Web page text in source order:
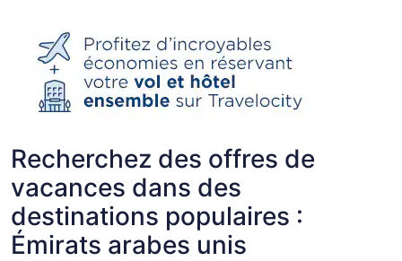
Recherchez des offres de
vacances dans des
destinations populaires :
Émirats arabes unis